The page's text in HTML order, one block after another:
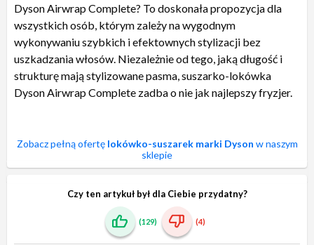
Dyson Airwrap Complete? To doskonała propozycja dla
wszystkich osób, którym zależy na wygodnym
wykonywaniu szybkich i efektownych stylizacji bez
uszkadzania włosów. Niezależnie od tego, jaką długość i
strukturę mają stylizowane pasma, suszarko-lokówka
Dyson Airwrap Complete zadba o nie jak najlepszy fryzjer.
Zobacz pełną ofertę lokówko-suszarek marki Dyson w naszym
sklepie
Czy ten artykuł był dla Ciebie przydatny?
(129) (4)